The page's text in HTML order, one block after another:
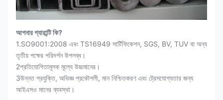
আপনার গ্যারান্টি কি?
1.SO9001:2008 এবং TS16949 সার্টিফিকেশন, SGS, BV, TUV বা অন্য
তৃতীয় পক্ষের পরিদর্শন উপলব্ধ।
2প্রতিযোগিতামূলক মূল্যে উচ্চমানের।
3উন্নত প্রযুক্তি, অভিজ্ঞ প্রকৌশলী, মান নিশ্চিতকরণ এবং ট্রেসযোগ্যতার জন্য
আইএসও মানের ব্যবস্থা।